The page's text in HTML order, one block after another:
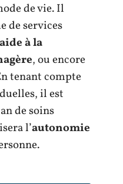
de vie. Il
de services
aide à la
, ou encore
tenant compte
il est
de soins
l’autonomie